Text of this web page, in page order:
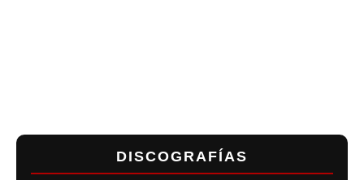
DISCOGRAFÍAS